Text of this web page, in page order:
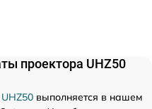
проектора UHZ50
выполняется в нашем